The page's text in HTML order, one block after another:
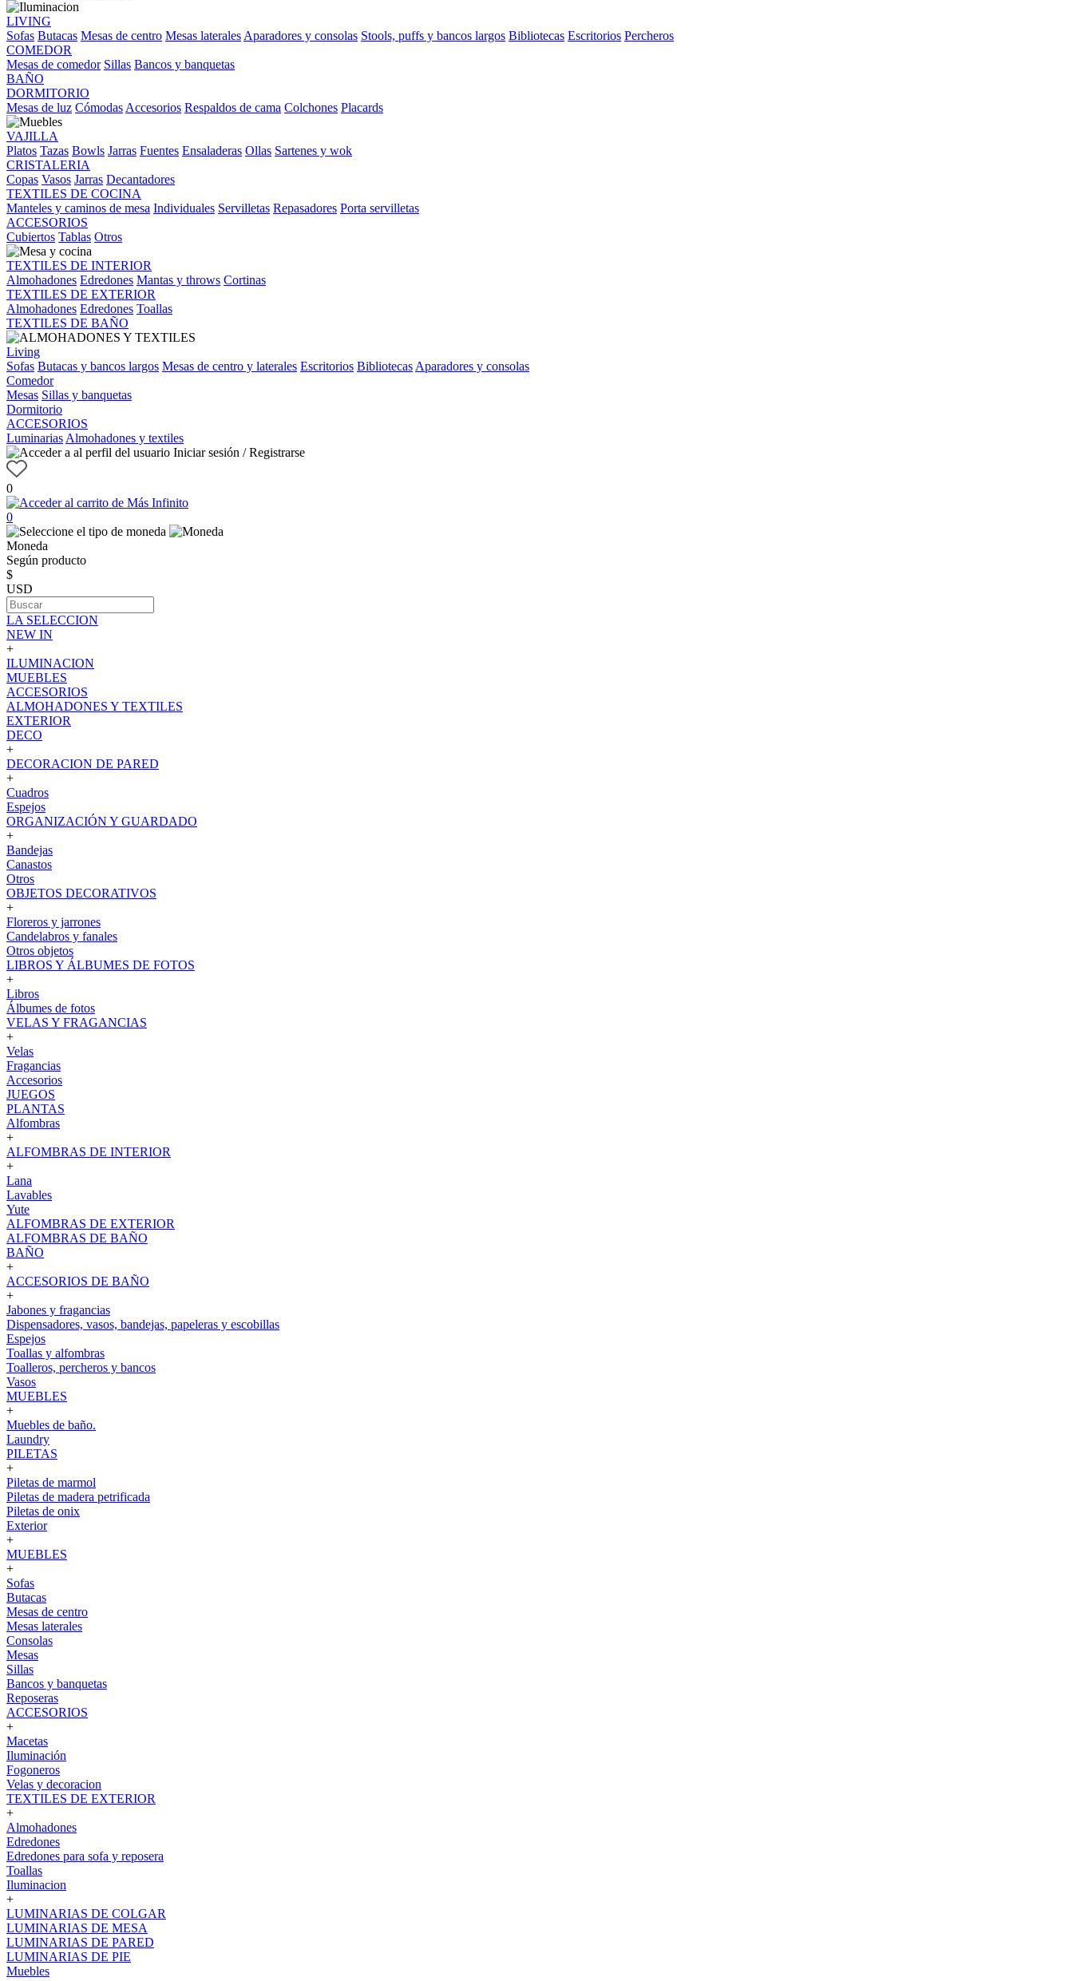
LIVING
Sofas Butacas Mesas de centro Mesas laterales Aparadores y consolas Stools, puffs y bancos largos Bibliotecas Escritorios Percheros
COMEDOR
Mesas de comedor Sillas Bancos y banquetas
BAÑO
DORMITORIO
Mesas de luz Cómodas Accesorios Respaldos de cama Colchones Placards
VAJILLA
Platos Tazas Bowls Jarras Fuentes Ensaladeras Ollas Sartenes y wok
CRISTALERIA
Copas Vasos Jarras Decantadores
TEXTILES DE COCINA
Manteles y caminos de mesa Individuales Servilletas Repasadores Porta servilletas
ACCESORIOS
Cubiertos Tablas Otros
TEXTILES DE INTERIOR
Almohadones Edredones Mantas y throws Cortinas
TEXTILES DE EXTERIOR
Almohadones Edredones Toallas
TEXTILES DE BAÑO
Living
Sofas Butacas y bancos largos Mesas de centro y laterales Escritorios Bibliotecas Aparadores y consolas
Comedor
Mesas Sillas y banquetas
Dormitorio
ACCESORIOS
Luminarias Almohadones y textiles
Iniciar sesión / Registrarse
0
0
Moneda
Según producto
$
USD
LA SELECCION
NEW IN
+
ILUMINACION
MUEBLES
ACCESORIOS
ALMOHADONES Y TEXTILES
EXTERIOR
DECO
+
DECORACION DE PARED
+
Cuadros
Espejos
ORGANIZACIÓN Y GUARDADO
+
Bandejas
Canastos
Otros
OBJETOS DECORATIVOS
+
Floreros y jarrones
Candelabros y fanales
Otros objetos
LIBROS Y ÁLBUMES DE FOTOS
+
Libros
Álbumes de fotos
VELAS Y FRAGANCIAS
+
Velas
Fragancias
Accesorios
JUEGOS
PLANTAS
Alfombras
+
ALFOMBRAS DE INTERIOR
+
Lana
Lavables
Yute
ALFOMBRAS DE EXTERIOR
ALFOMBRAS DE BAÑO
BAÑO
+
ACCESORIOS DE BAÑO
+
Jabones y fragancias
Dispensadores, vasos, bandejas, papeleras y escobillas
Espejos
Toallas y alfombras
Toalleros, percheros y bancos
Vasos
MUEBLES
+
Muebles de baño.
Laundry
PILETAS
+
Piletas de marmol
Piletas de madera petrificada
Piletas de onix
Exterior
+
MUEBLES
+
Sofas
Butacas
Mesas de centro
Mesas laterales
Consolas
Mesas
Sillas
Bancos y banquetas
Reposeras
ACCESORIOS
+
Macetas
Iluminación
Fogoneros
Velas y decoracion
TEXTILES DE EXTERIOR
+
Almohadones
Edredones
Edredones para sofa y reposera
Toallas
Iluminacion
+
LUMINARIAS DE COLGAR
LUMINARIAS DE MESA
LUMINARIAS DE PARED
LUMINARIAS DE PIE
Muebles